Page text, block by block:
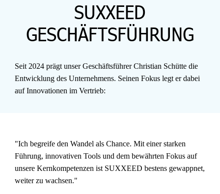
SUXXEED
GESCHÄFTSFÜHRUNG
Seit 2024 prägt unser Geschäftsführer Christian Schütte die
Entwicklung des Unternehmens. Seinen Fokus legt er dabei
auf Innovationen im Vertrieb:
"Ich begreife den Wandel als Chance. Mit einer starken
Führung, innovativen Tools und dem bewährten Fokus auf
unsere Kernkompetenzen ist SUXXEED bestens gewappnet,
weiter zu wachsen."